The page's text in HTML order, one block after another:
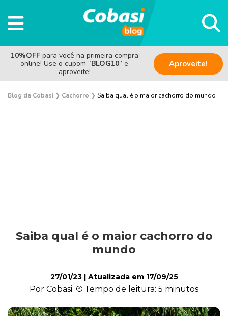
10%OFF para você na primeira compra
online! Use o cupom “BLOG10” e
aproveite!
Aproveite!
Blog da Cobasi ❯ Cachorro ❯ Saiba qual é o maior cachorro do mundo
Alimentação
Curiosidades
Saiba qual é o maior cachorro do
mundo
27/01/23| Atualizada em 17/09/25
Por Cobasi Tempo de leitura: 5 minutos